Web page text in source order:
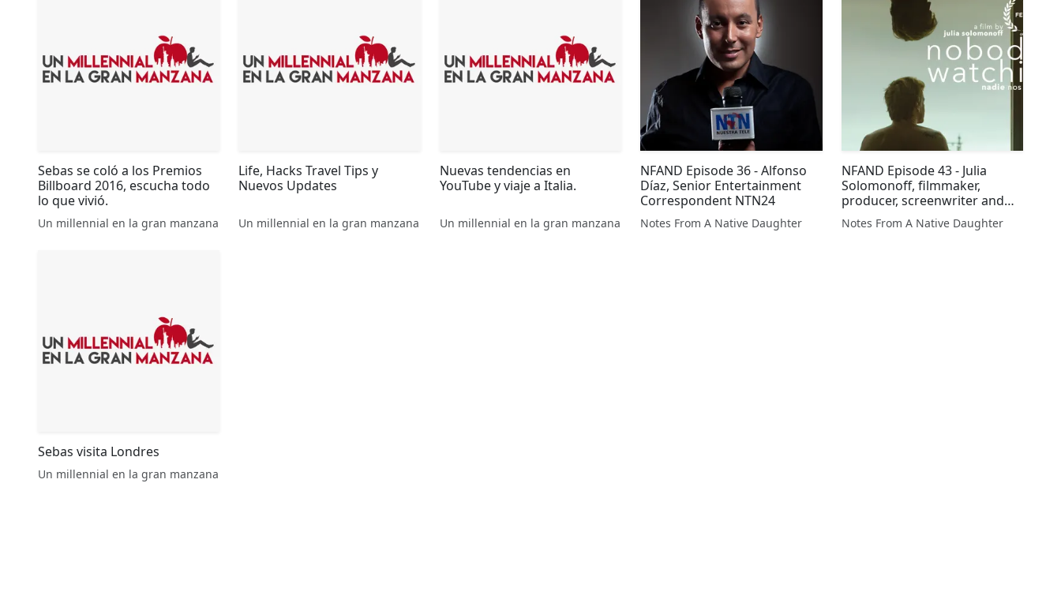
Sebas se coló a los Premios
Billboard 2016, escucha todo
lo que vivió.
Un millennial en la gran manzana
Life, Hacks Travel Tips y
Nuevos Updates
Un millennial en la gran manzana
Nuevas tendencias en
YouTube y viaje a Italia.
Un millennial en la gran manzana
NFAND Episode 36 - Alfonso
Díaz, Senior Entertainment
Correspondent NTN24
Notes From A Native Daughter
NFAND Episode 43 - Julia
Solomonoff, filmmaker,
producer, screenwriter and
director
Notes From A Native Daughter
Sebas visita Londres
Un millennial en la gran manzana